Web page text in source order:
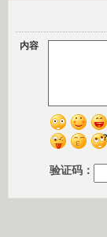
内容
验证码：